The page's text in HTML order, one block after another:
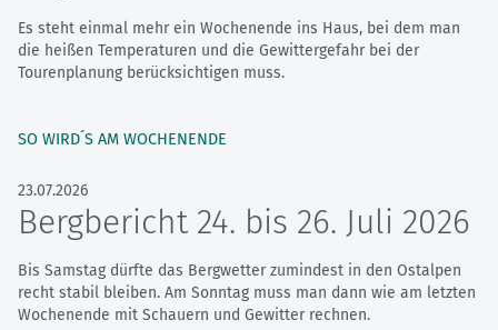
Es steht einmal mehr ein Wochenende ins Haus, bei dem man
die heißen Temperaturen und die Gewittergefahr bei der
Tourenplanung berücksichtigen muss.
SO WIRD´S AM WOCHENENDE
23.07.2026
Bergbericht 24. bis 26. Juli 2026
Bis Samstag dürfte das Bergwetter zumindest in den Ostalpen
recht stabil bleiben. Am Sonntag muss man dann wie am letzten
Wochenende mit Schauern und Gewitter rechnen.